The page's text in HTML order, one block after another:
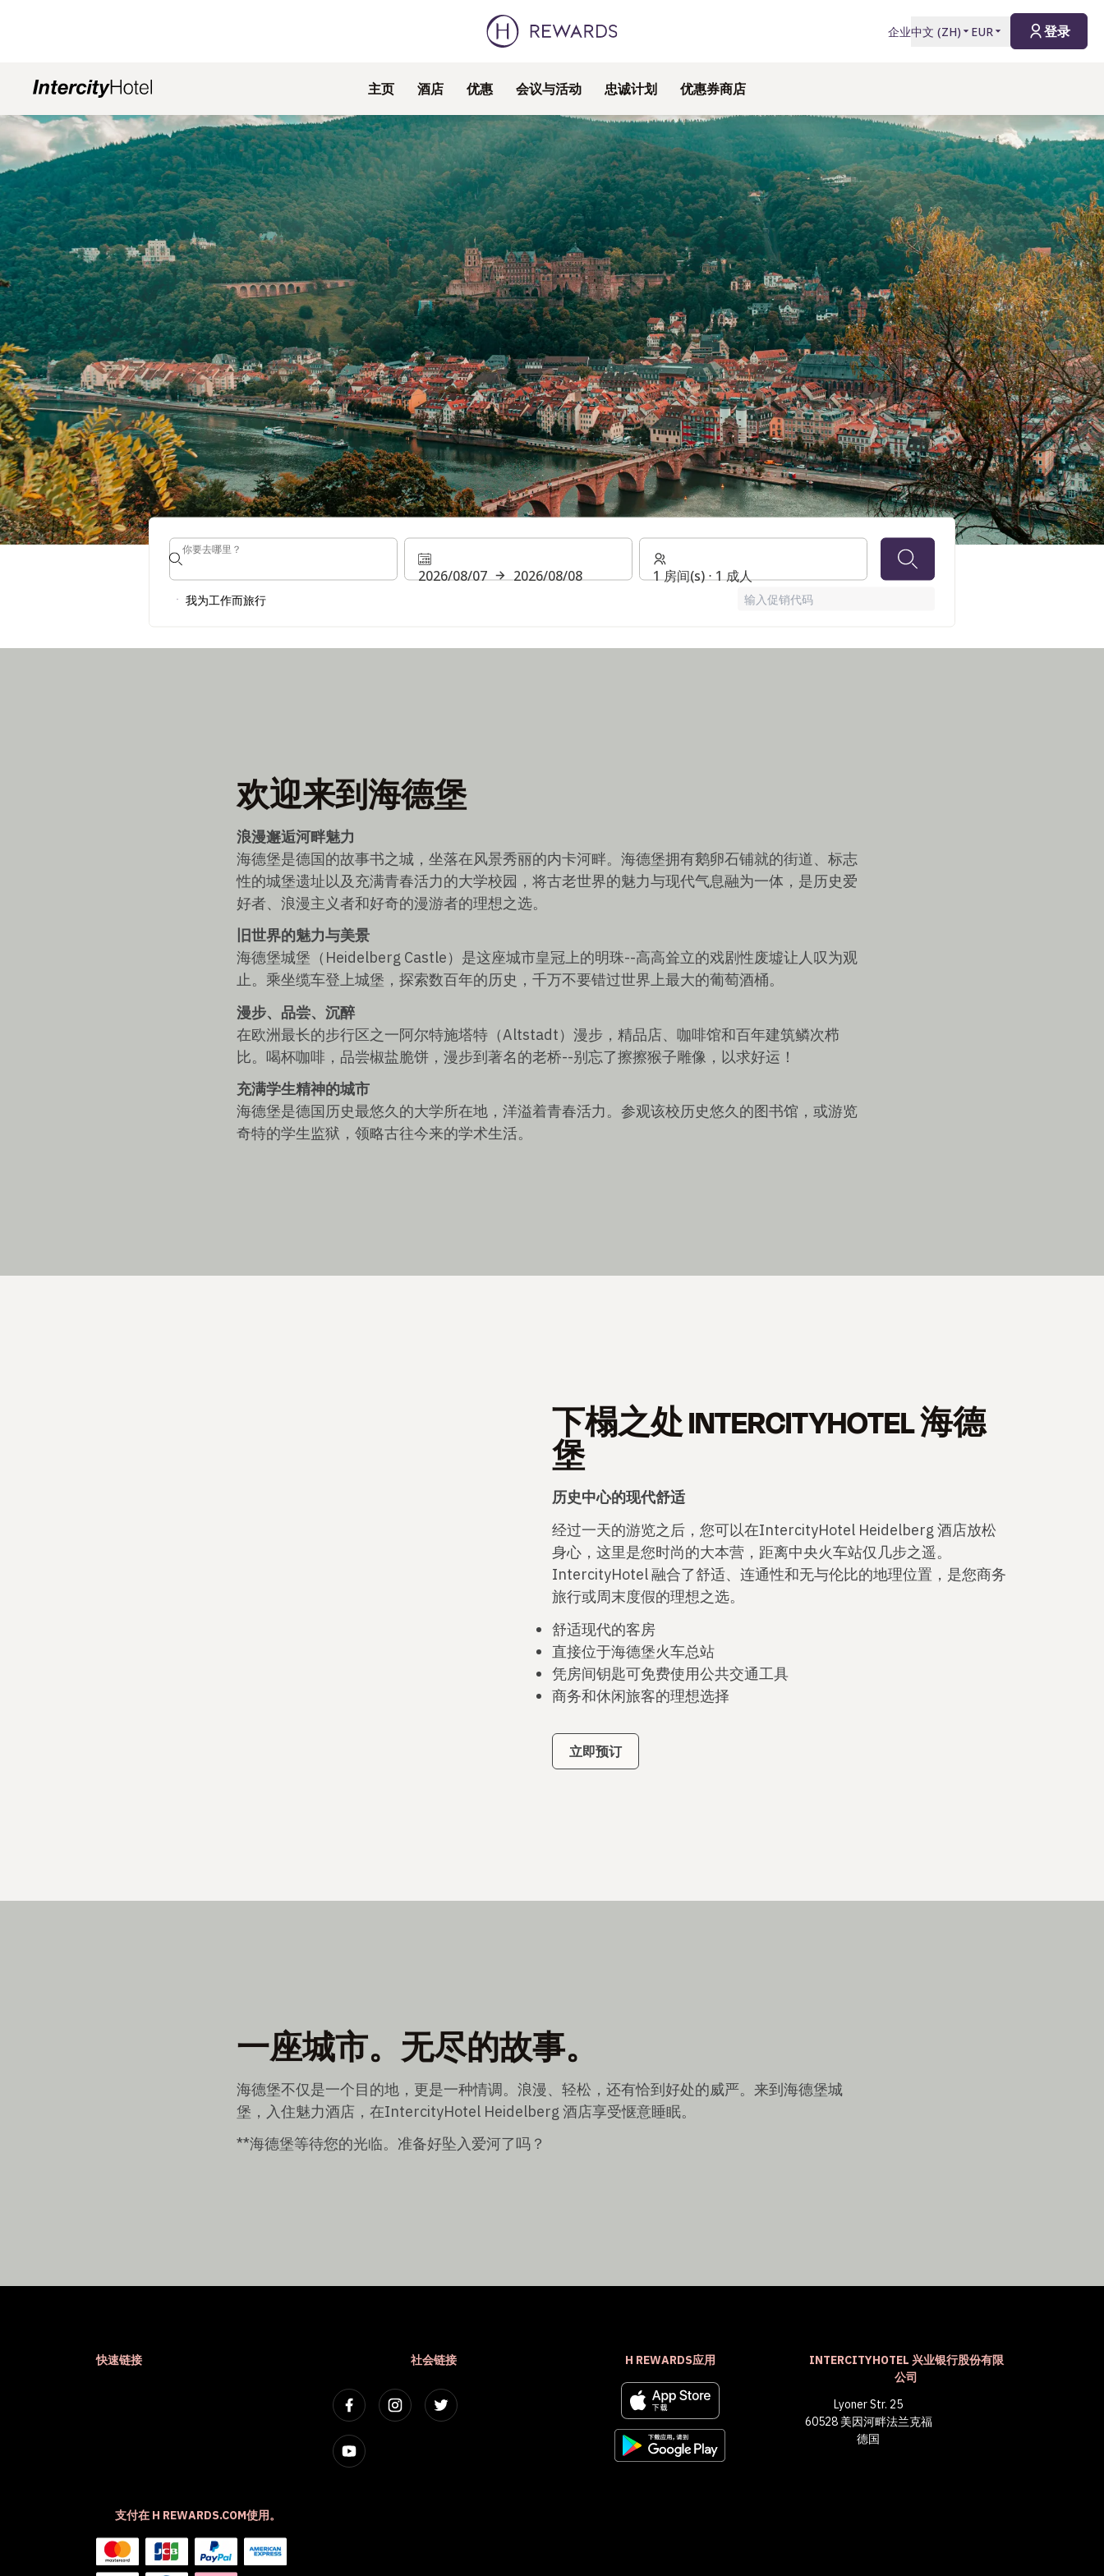
企业中文 (ZH) EUR 登录
主页 酒店 优惠 会议与活动 忠诚计划 优惠券商店
幻灯片1 of1
海德堡人力资源奖励计划
你要去哪里？
你要去哪里？
2026/08/07 2026/08/08 1 房间(s) ⋅ 1 成人
我为工作而旅行 输入促销代码
欢迎来到海德堡
浪漫邂逅河畔魅力
海德堡是德国的故事书之城，坐落在风景秀丽的内卡河畔。海德堡拥有鹅卵石铺就的街道、标志
性的城堡遗址以及充满青春活力的大学校园，将古老世界的魅力与现代气息融为一体，是历史爱
好者、浪漫主义者和好奇的漫游者的理想之选。
旧世界的魅力与美景
海德堡城堡（Heidelberg Castle）是这座城市皇冠上的明珠--高高耸立的戏剧性废墟让人叹为观
止。乘坐缆车登上城堡，探索数百年的历史，千万不要错过世界上最大的葡萄酒桶。
漫步、品尝、沉醉
在欧洲最长的步行区之一阿尔特施塔特（Altstadt）漫步，精品店、咖啡馆和百年建筑鳞次栉
比。喝杯咖啡，品尝椒盐脆饼，漫步到著名的老桥--别忘了擦擦猴子雕像，以求好运！
充满学生精神的城市
海德堡是德国历史最悠久的大学所在地，洋溢着青春活力。参观该校历史悠久的图书馆，或游览
奇特的学生监狱，领略古往今来的学术生活。
下榻之处 INTERCITYHOTEL 海德
堡
历史中心的现代舒适
经过一天的游览之后，您可以在IntercityHotel Heidelberg 酒店放松
身心，这里是您时尚的大本营，距离中央火车站仅几步之遥。
IntercityHotel 融合了舒适、连通性和无与伦比的地理位置，是您商务
旅行或周末度假的理想之选。
舒适现代的客房
直接位于海德堡火车总站
凭房间钥匙可免费使用公共交通工具
商务和休闲旅客的理想选择
立即预订
一座城市。无尽的故事。
海德堡不仅是一个目的地，更是一种情调。浪漫、轻松，还有恰到好处的威严。来到海德堡城
堡，入住魅力酒店，在IntercityHotel Heidelberg 酒店享受惬意睡眠。
**海德堡等待您的光临。准备好坠入爱河了吗？
快速链接 社会链接 H REWARDS应用
INTERCITYHOTEL 兴业银行股份有限
公司
Lyoner Str. 25
60528 美因河畔法兰克福
德国
支付在 H REWARDS.COM使用。